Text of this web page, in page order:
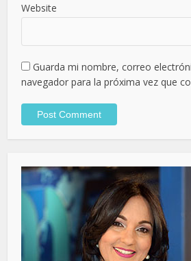
Website
Guarda mi nombre, correo
navegador para la próxima vez que